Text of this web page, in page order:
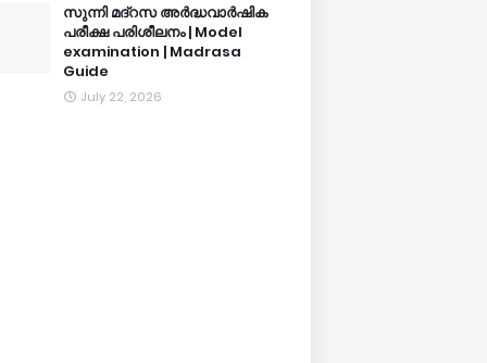
സുന്നി മദ്റസ അർദ്ധവാർഷിക
പരീക്ഷ പരിശീലനം | Model
examination | Madrasa
Guide
July 22, 2026